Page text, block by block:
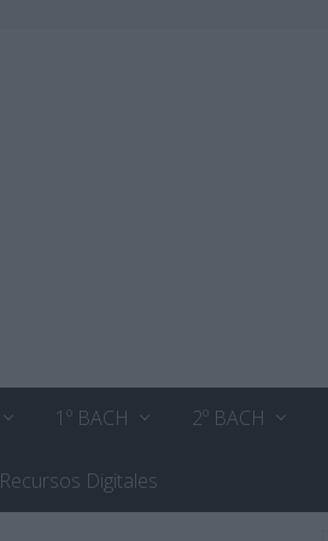
1º BACH 2º BACH
Recursos Digitales